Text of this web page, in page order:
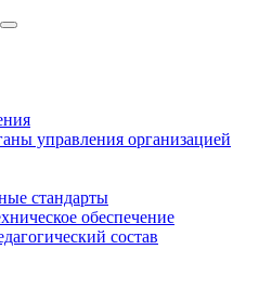
управления организацией
стандарты
обеспечение
состав